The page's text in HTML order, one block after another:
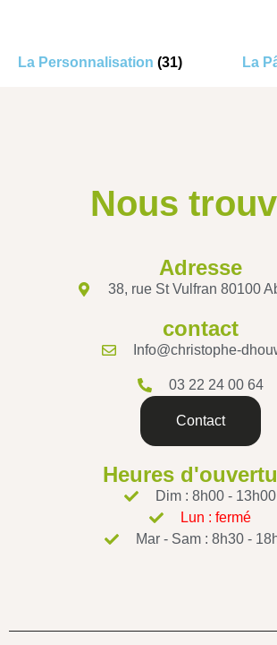
La Personnalisation (31) La
Nous
Adresse
38, rue St Vulfran 80100
contact
Info@christophe-
03 22 24 00 64
Contact
Heures
Dim : 8h00 - 13h00
Lun : fermé
Mar - Sam : 8h30 -